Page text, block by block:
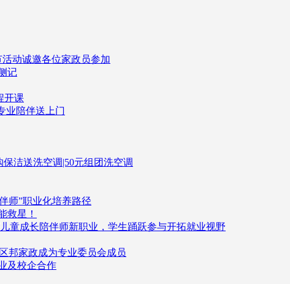
动诚邀各位家政员参加
记
开课
业陪伴送上门
保洁送洗空调|50元组团洗空调
师”职业化培养路径
救星！
童成长陪伴师新职业，学生踊跃参与开拓就业视野
邦家政成为专业委员会成员
及校企合作